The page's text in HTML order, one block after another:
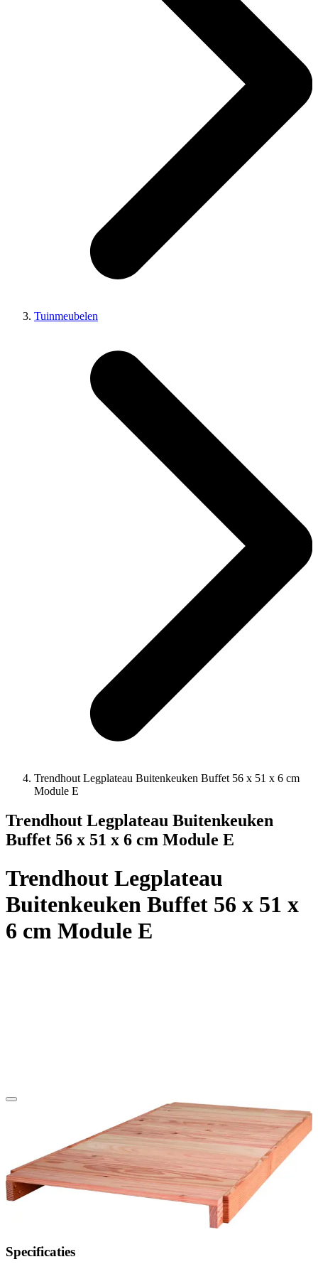
Tuinmeubelen
Trendhout Legplateau Buitenkeuken Buffet 56 x 51 x 6 cm
Module E
Trendhout Legplateau Buitenkeuken
Buffet 56 x 51 x 6 cm Module E
Trendhout Legplateau
Buitenkeuken Buffet 56 x 51 x
6 cm Module E
Specificaties